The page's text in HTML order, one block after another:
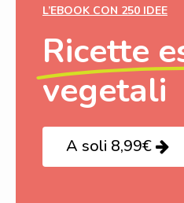
L’EBOOK CON 250 IDEE
Ricette
vegetali
A soli 8,99€